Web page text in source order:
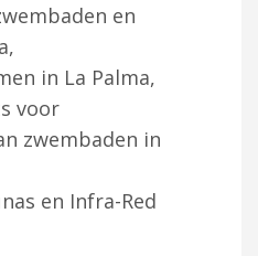
en
in La Palma,
voor
zwembaden in
en Infra-Red